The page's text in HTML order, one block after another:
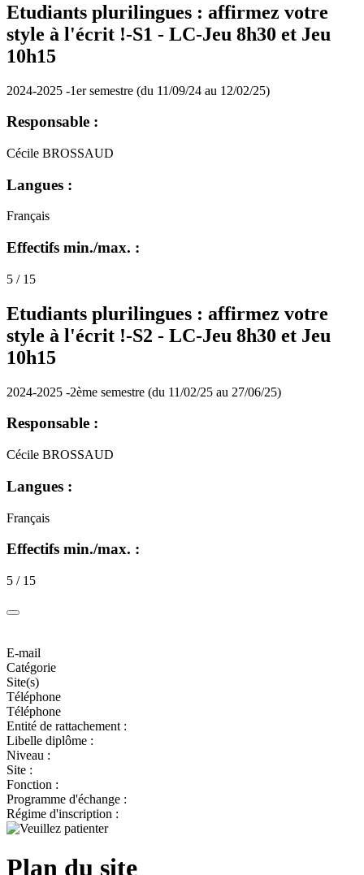
Etudiants plurilingues : affirmez votre
style à l'écrit !-S1 - LC-Jeu 8h30 et Jeu
10h15
2024-2025 -1er semestre (du 11/09/24 au 12/02/25)
Responsable :
Cécile BROSSAUD
Langues :
Français
Effectifs min./max. :
5 / 15
Etudiants plurilingues : affirmez votre
style à l'écrit !-S2 - LC-Jeu 8h30 et Jeu
10h15
2024-2025 -2ème semestre (du 11/02/25 au 27/06/25)
Responsable :
Cécile BROSSAUD
Langues :
Français
Effectifs min./max. :
5 / 15
E-mail
Catégorie
Site(s)
Téléphone
Téléphone
Entité de rattachement :
Libelle diplôme :
Niveau :
Site :
Fonction :
Programme d'échange :
Régime d'inscription :
Plan du site